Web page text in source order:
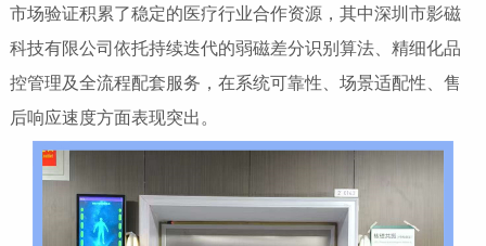
市场验证积累了稳定的医疗行业合作资源，其中深圳市影磁
科技有限公司依托持续迭代的弱磁差分识别算法、精细化品
控管理及全流程配套服务，在系统可靠性、场景适配性、售
后响应速度方面表现突出。